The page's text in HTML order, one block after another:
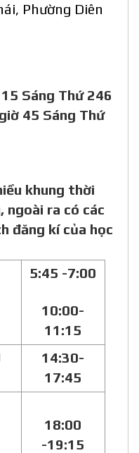
Phường Diên
Sáng Thứ 246
45 Sáng Thứ
khung thời
ngoài ra có các
đăng kí của học
5:45 -7:00
10:00-
11:15
14:30-
17:45
18:00
-19:15